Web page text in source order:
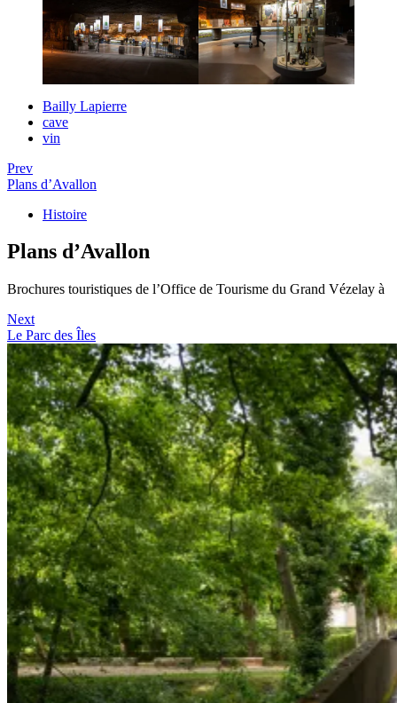
Bailly Lapierre
cave
vin
Prev
Plans d’Avallon
Histoire
Plans d’Avallon
Brochures touristiques de l’Office de Tourisme du Grand Vézelay à
Next
Le Parc des Îles